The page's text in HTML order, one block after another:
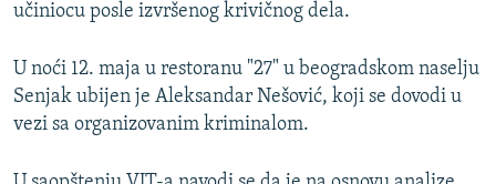
učiniocu posle izvršenog krivičnog dela.
U noći 12. maja u restoranu "27" u beogradskom naselju
Senjak ubijen je Aleksandar Nešović, koji se dovodi u
vezi sa organizovanim kriminalom.